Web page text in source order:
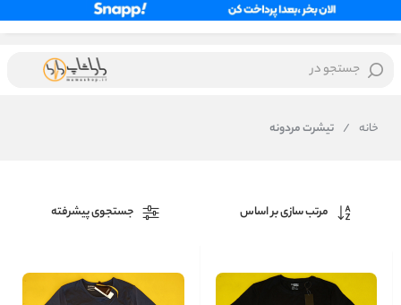
جستجو در
خانه / تیشرت مردونه
مرتب سازی بر اساس جستجوی پیشرفته